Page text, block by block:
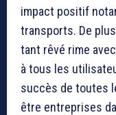
impact positif
transports. De
tant rêvé rime
à tous les
succès de toutes
être entreprises